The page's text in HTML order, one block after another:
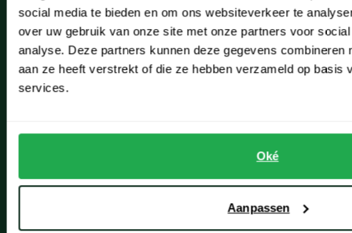
social media te bieden en om ons websiteverkeer te
over uw gebruik van onze site met onze partners voor
analyse. Deze partners kunnen deze gegevens combineren
aan ze heeft verstrekt of die ze hebben verzameld op basis
services.
Oké
Aanpassen
Noordwijk
Oegstgeest
Paul & Shark specialist